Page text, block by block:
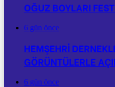
OĞUZ BOYLARI
6 gün önce
HEMŞEHRİ
GÖRÜNTÜLERLE
6 gün önce